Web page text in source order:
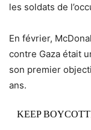
les soldats de
En février,
contre Gaza était
son premier
ans.
KEEP